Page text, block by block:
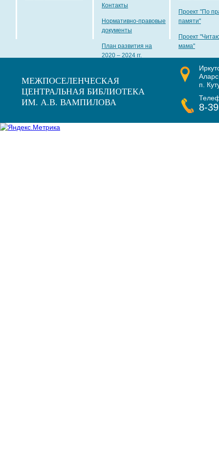
Контакты
Нормативно-правовые
документы
План развития на
2020 – 2024 гг.
Проект "По
памяти"
Проект
мама"
МЕЖПОСЕЛЕНЧЕСКАЯ
ЦЕНТРАЛЬНАЯ БИБЛИОТЕКА
ИМ. А.В. ВАМПИЛОВА
п.
8-